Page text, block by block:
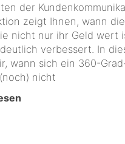
der
zeigt Ihnen, wann
nicht nur ihr Geld wert
verbessert. In diesem Artikel
wann sich ein 360-
nicht